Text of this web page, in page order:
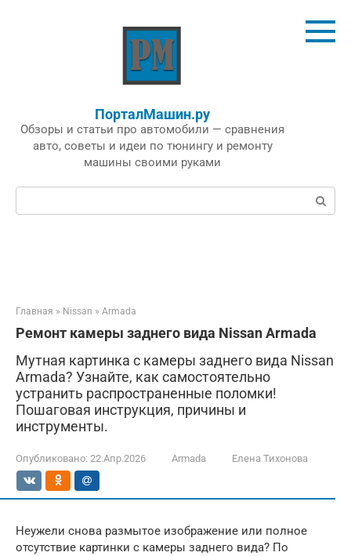
ПорталМашин.ру
Обзоры и статьи про автомобили — сравнения
авто, советы и идеи по тюнингу и ремонту
машины своими руками
Поиск:
Главная » Nissan » Armada
Ремонт камеры заднего вида Nissan Armada
Мутная картинка с камеры заднего вида Nissan
Armada? Узнайте, как самостоятельно
устранить распространенные поломки!
Пошаговая инструкция, причины и
инструменты.
Опубликовано: 22.Апр.2026 Armada Елена Тихонова
Неужели снова размытое изображение или полное
отсутствие картинки с камеры заднего вида? По